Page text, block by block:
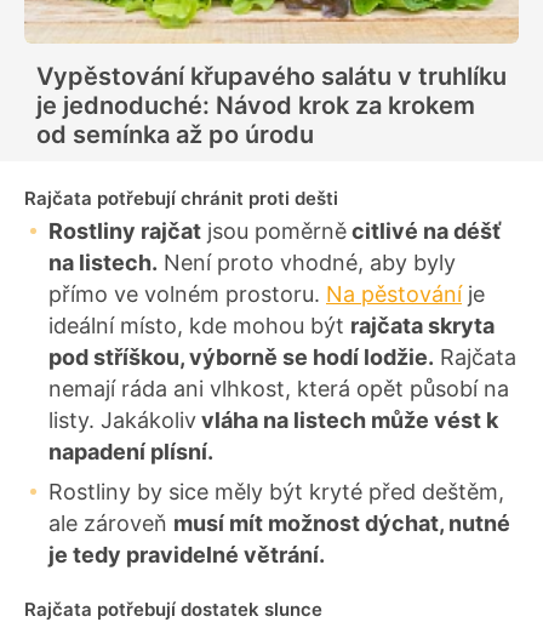
Vypěstování křupavého salátu v truhlíku
je jednoduché: Návod krok za krokem
od semínka až po úrodu
Rajčata potřebují chránit proti dešti
Rostliny rajčat jsou poměrněcitlivé na déšť
na listech. Není proto vhodné, aby byly
přímo ve volném prostoru. Na pěstováníje
ideální místo, kde mohou být rajčata skryta
pod stříškou, výborně se hodí lodžie. Rajčata
nemají ráda ani vlhkost, která opět působí na
listy. Jakákolivvláha na listech může vést k
napadení plísní.
Rostliny by sice měly být kryté před deštěm,
ale zároveň musí mít možnost dýchat, nutné
je tedy pravidelné větrání.
Rajčata potřebují dostatek slunce